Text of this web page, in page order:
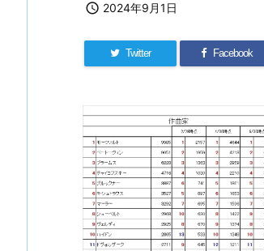
 2024年9月1日
Twitter Facebook